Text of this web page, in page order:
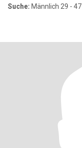
Suche: Männlich 29 - 47